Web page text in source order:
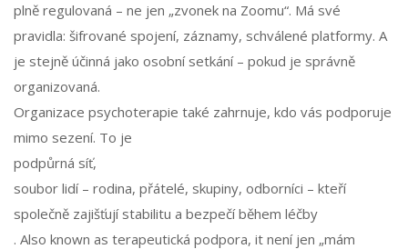
plně regulovaná – ne jen „zvonek na Zoomu“. Má své
pravidla: šifrované spojení, záznamy, schválené platformy. A
je stejně účinná jako osobní setkání – pokud je správně
organizovaná.
Organizace psychoterapie také zahrnuje, kdo vás podporuje
mimo sezení. To je
podpůrná síť,
soubor lidí – rodina, přátelé, skupiny, odborníci – kteří
společně zajišťují stabilitu a bezpečí během léčby
. Also known as terapeutická podpora, it není jen „mám